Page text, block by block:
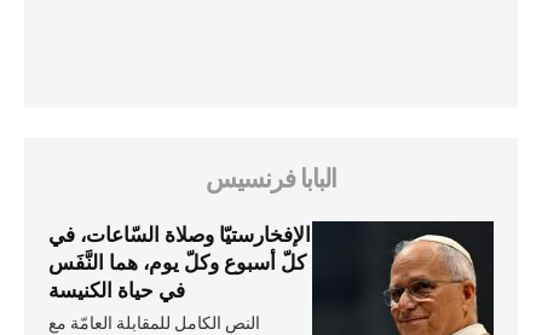
البابا فرنسيس
الإفخارستيّا وصلاة السّاعات، في
كلّ أسبوع وكلّ يوم، هما النَّفَس
في حياة الكنيسة
النص الكامل للمقابلة العامّة مع